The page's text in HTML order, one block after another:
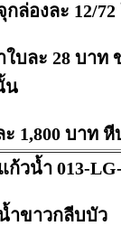
กล่องละ 12/72
ใบละ 28 บาท
น
1,800 บาท หี
ก้วน้ำ 013-
ำขาวกลีบบัว